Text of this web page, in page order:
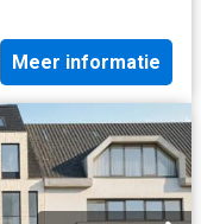
Meer informatie